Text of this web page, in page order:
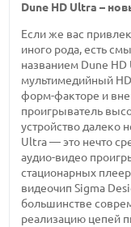
Dune HD Ultra –
Если же вас
иного рода, есть
названием Dune
мультимедийный
форм-факторе и
проигрыватель
устройство далеко
Ultra — это нечто
аудио-видео
стационарных
видеочип Sigma
большинстве
реализацию цепей